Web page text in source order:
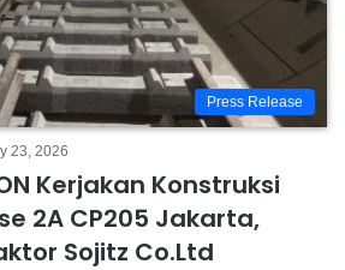
Press Release
23, 2026
Kerjakan Konstruksi
2A CP205 Jakarta,
Sojitz Co.Ltd